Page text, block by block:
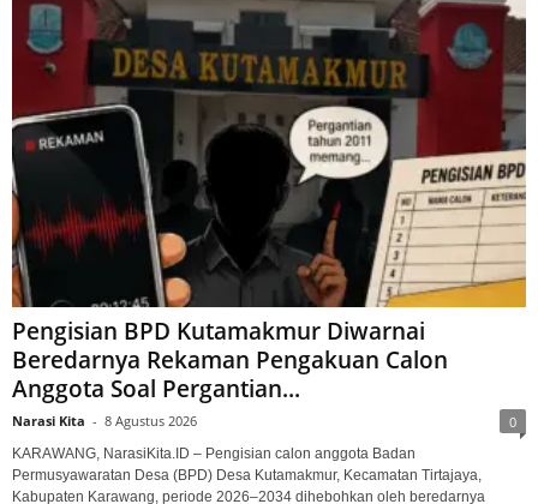
Pengisian BPD Kutamakmur Diwarnai
Beredarnya Rekaman Pengakuan Calon
Anggota Soal Pergantian...
Narasi Kita - 8 Agustus 2026 0
KARAWANG, NarasiKita.ID – Pengisian calon anggota Badan
Permusyawaratan Desa (BPD) Desa Kutamakmur, Kecamatan Tirtajaya,
Kabupaten Karawang, periode 2026–2034 dihebohkan oleh beredarnya